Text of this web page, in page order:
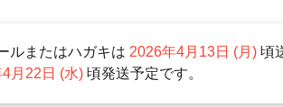
ルまたはハガキは 2026年4月13日 (月)頃
4月22日 (水)頃発送予定です。